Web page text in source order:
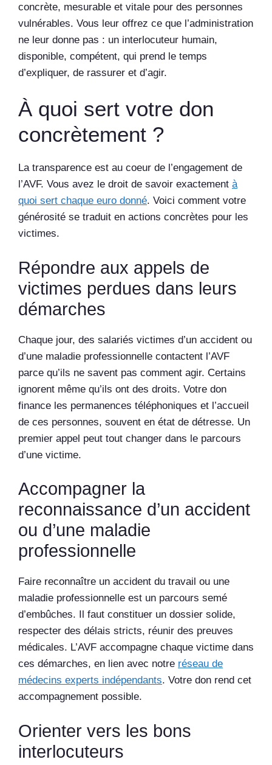
concrète, mesurable et vitale pour des personnes
vulnérables. Vous leur offrez ce que l’administration
ne leur donne pas : un interlocuteur humain,
disponible, compétent, qui prend le temps
d’expliquer, de rassurer et d’agir.
À quoi sert votre don
concrètement ?
La transparence est au coeur de l’engagement de
l’AVF. Vous avez le droit de savoir exactement à
quoi sert chaque euro donné. Voici comment votre
générosité se traduit en actions concrètes pour les
victimes.
Répondre aux appels de
victimes perdues dans leurs
démarches
Chaque jour, des salariés victimes d’un accident ou
d’une maladie professionnelle contactent l’AVF
parce qu’ils ne savent pas comment agir. Certains
ignorent même qu’ils ont des droits. Votre don
finance les permanences téléphoniques et l’accueil
de ces personnes, souvent en état de détresse. Un
premier appel peut tout changer dans le parcours
d’une victime.
Accompagner la
reconnaissance d’un accident
ou d’une maladie
professionnelle
Faire reconnaître un accident du travail ou une
maladie professionnelle est un parcours semé
d’embûches. Il faut constituer un dossier solide,
respecter des délais stricts, réunir des preuves
médicales. L’AVF accompagne chaque victime dans
ces démarches, en lien avec notre réseau de
médecins experts indépendants. Votre don rend cet
accompagnement possible.
Orienter vers les bons
interlocuteurs